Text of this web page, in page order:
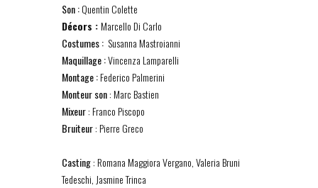
Son :Quentin Colette
Décors :Marcello Di Carlo
Costumes : Susanna Mastroianni
Maquillage :Vincenza Lamparelli
Montage :Federico Palmerini
Monteur son: Marc Bastien
Mixeur: Franco Piscopo
Bruiteur: Pierre Greco
Casting: Romana Maggiora Vergano, Valeria Bruni
Tedeschi, Jasmine Trinca